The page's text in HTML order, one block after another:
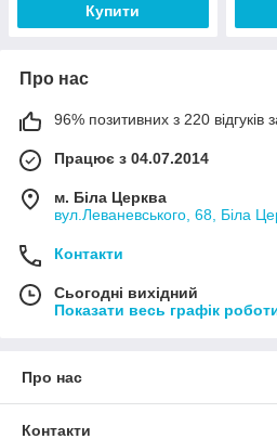
Купити
Про нас
96% позитивних з 220 відгуків
Працює з 04.07.2014
м. Біла Церква
вул.Леваневського, 68, Біла
Контакти
Сьогодні вихідний
Показати весь графік
Про нас
Контакти